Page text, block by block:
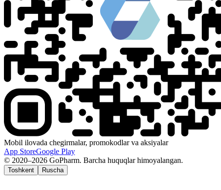
Mobil ilovada chegirmalar, promokodlar va aksiyalar
App StoreGoogle Play
© 2020–2026 GoPharm. Barcha huquqlar himoyalangan.
Toshkent Ruscha